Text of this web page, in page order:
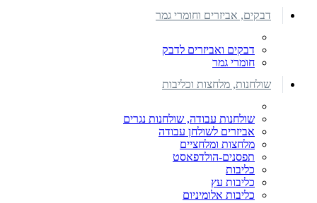
דבקים, אביזרים וחומרי גמר
דבקים ואביזרים לדבק
חומרי גמר
שולחנות, מלחצות וכליבות
שולחנות עבודה, שולחנות נגרים
אביזרים לשולחן עבודה
מלחצות ומלחציים
תפסנים-הולדפאסט
כליבות
כליבות עץ
כליבות אלומיניום